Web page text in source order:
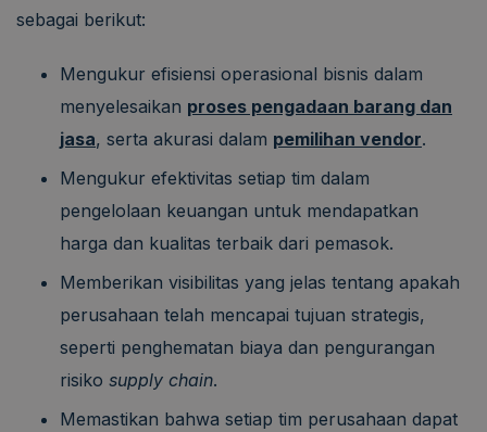
sebagai berikut:
Mengukur efisiensi operasional bisnis dalam
menyelesaikan proses pengadaan barang dan
jasa, serta akurasi dalam pemilihan vendor.
Mengukur efektivitas setiap tim dalam
pengelolaan keuangan untuk mendapatkan
harga dan kualitas terbaik dari pemasok.
Memberikan visibilitas yang jelas tentang apakah
perusahaan telah mencapai tujuan strategis,
seperti penghematan biaya dan pengurangan
risiko supply chain.
Memastikan bahwa setiap tim perusahaan dapat